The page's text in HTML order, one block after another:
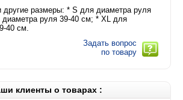
другие размеры: * S для диаметра руля
руля 39-40 см; * XL для
40 см.
Задать вопрос
по товару
клиенты о товарах :